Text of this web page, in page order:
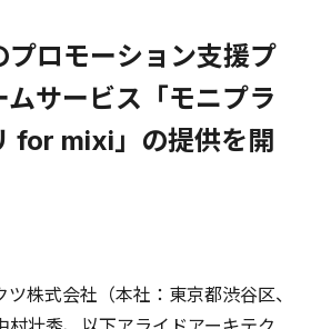
ロモーション支援プ
ムサービス「モニプラ
for mixi」の提供を開
株式会社（本社：東京都渋谷区、